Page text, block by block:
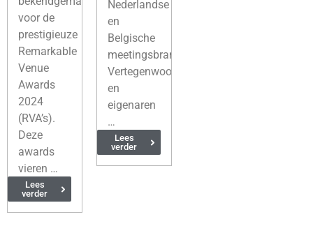
voor de
prestigieuze
Remarkable
Venue
Awards
2024
(RVA’s).
Deze
awards
vieren …
Lees
verder
Nederlandse
en
Belgische
meetingsbranche.
Vertegenwoordigers
en
eigenaren
…
Lees
verder